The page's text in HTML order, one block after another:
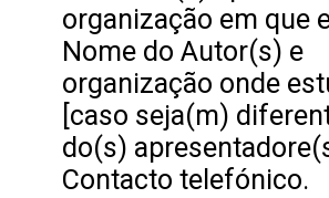
organização em que
Nome do Autor(s) e
organização onde
[caso seja(m)
do(s)
Contacto telefónico.